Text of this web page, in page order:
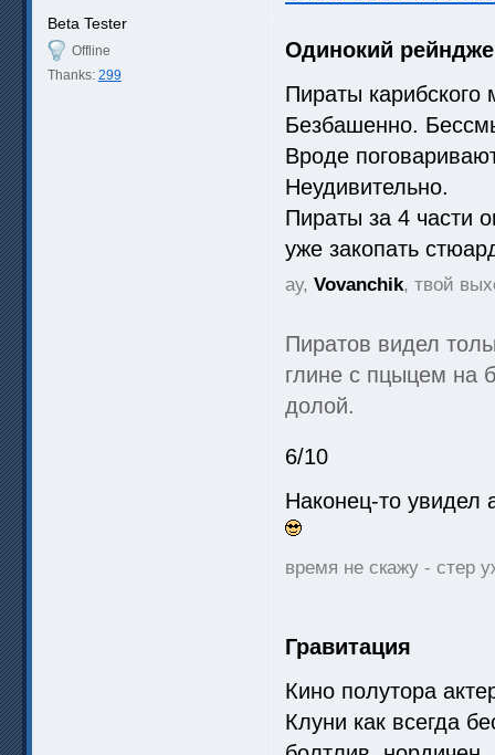
Beta Tester
Offline
Thanks: 299
Одинокий
Пираты
Безбашенно.
Вроде
Неудивительно.
Пираты за 4 части
уже закопать
ау, Vovanchik, твой
Пиратов видел
глине с пцыцем на
долой.
6/10
Наконец-то увидел
время не скажу - стер
Гравитация
Кино полутора
Клуни как всегда